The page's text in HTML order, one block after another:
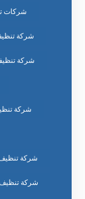
شركات
شركة
شركة
شركة
شركة
شركة